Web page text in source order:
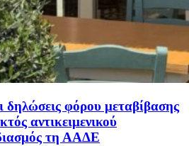
φόρου μεταβίβασης
αντικειμενικού
τη ΑΑΔΕ